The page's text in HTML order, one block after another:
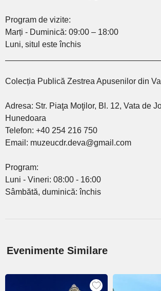
Program de vizite:
Marți - Duminică: 09:00 – 18:00
Luni, situl este închis
Colecția Publică Zestrea Apusenilor din
Adresa: Str. Piaţa Moţilor, Bl. 12, Vata de
Hunedoara
Telefon: +40 254 216 750
Email: muzeucdr.deva@gmail.com
Program:
Luni - Vineri: 08:00 - 16:00
Sâmbătă, duminică: închis
Evenimente Similare